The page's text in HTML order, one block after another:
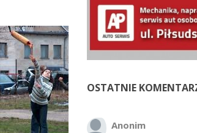
OSTATNIE
Anonim